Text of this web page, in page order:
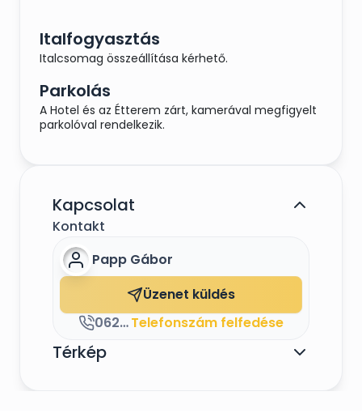
Italfogyasztás
Italcsomag összeállítása kérhető.
Parkolás
A Hotel és az Étterem zárt, kamerával megfigyelt
parkolóval rendelkezik.
Kapcsolat
Kontakt
Papp Gábor
Üzenet küldés
06202599811Telefonszám felfedése
Térkép